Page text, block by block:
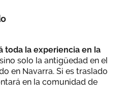
toda la experiencia en la
solo la antigüedad en el
en Navarra. Si es traslado
en la comunidad de